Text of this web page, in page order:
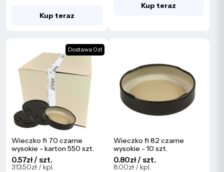
Kup teraz
Kup teraz
Dostawa 0zł
Wieczko fi 70 czarne
wysokie - karton 550 szt.
0.57zł / szt.
313.50zł / kpl.
Wieczko fi 82 czarne
wysokie - 10 szt.
0.80zł / szt.
8.00zł / kpl.